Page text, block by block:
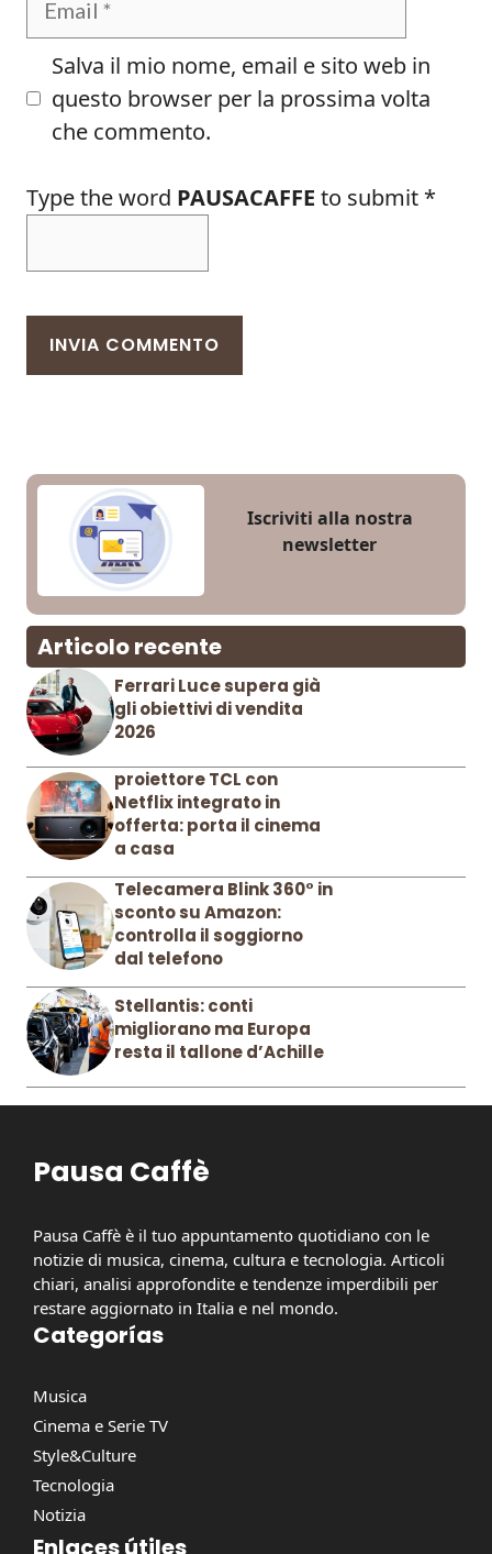
Salva il mio nome, email e sito web in
questo browser per la prossima volta
che commento.
Type the word PAUSACAFFE to submit *
Iscriviti alla nostra
newsletter
Articolo recente
Ferrari Luce supera già
gli obiettivi di vendita
2026
proiettore TCL con
Netflix integrato in
offerta: porta il cinema
a casa
Telecamera Blink 360° in
sconto su Amazon:
controlla il soggiorno
dal telefono
Stellantis: conti
migliorano ma Europa
resta il tallone d’Achille
Pausa Caffè
Pausa Caffè è il tuo appuntamento quotidiano con le
notizie di musica, cinema, cultura e tecnologia. Articoli
chiari, analisi approfondite e tendenze imperdibili per
restare aggiornato in Italia e nel mondo.
Categorías
Musica
Cinema e Serie TV
Style&Culture
Tecnologia
Notizia
Enlaces útiles